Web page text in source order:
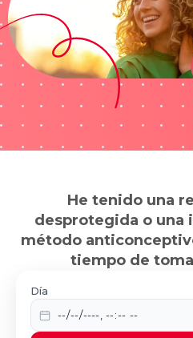
He tenido una
desprotegida o una
método
tiempo de
Día